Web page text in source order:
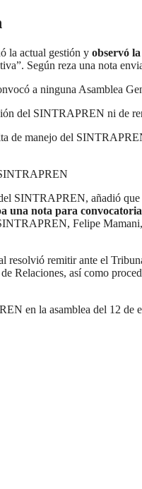
la actual gestión y observó
Según reza una nota
a ninguna Asamblea
del SINTRAPREN ni de
de manejo del
SINTRAPREN, añadió
una nota para
Felipe
resolvió remitir ante el
Relaciones, así como
en la asamblea del 12 de